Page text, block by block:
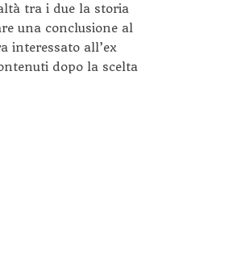
tra i due la storia
una conclusione al
interessato all’ex
dopo la scelta